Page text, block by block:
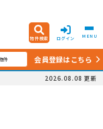
物件検索 ログイン MENU
件
会員登録はこちら
2026.08.08 更新